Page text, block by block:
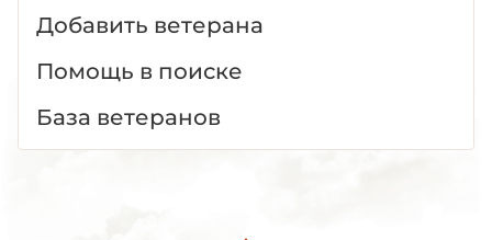
Добавить ветерана
Помощь в поиске
База ветеранов